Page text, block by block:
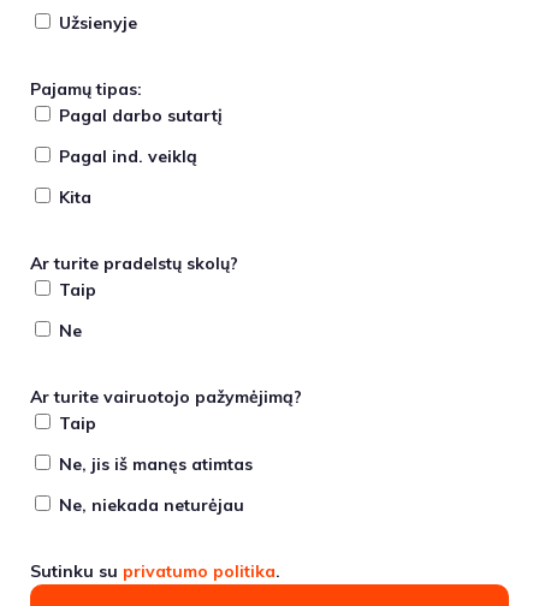
Užsienyje
Pajamų tipas:
Pagal darbo sutartį
Pagal ind. veiklą
Kita
Ar turite pradelstų skolų?
Taip
Ne
Ar turite vairuotojo pažymėjimą?
Taip
Ne, jis iš manęs atimtas
Ne, niekada neturėjau
Sutinku su privatumo politika.